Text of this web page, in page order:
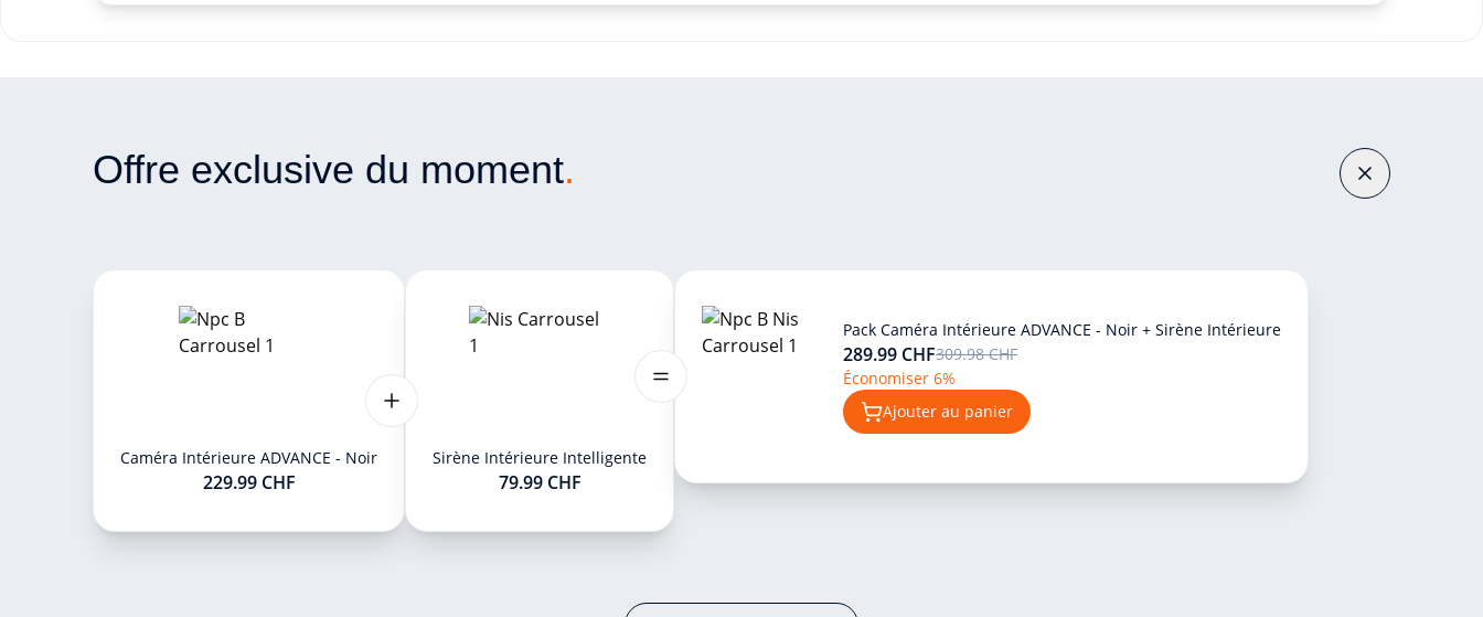
Offre exclusive du moment.
Caméra Intérieure ADVANCE - Noir
229.99 CHF
Sirène Intérieure Intelligente
79.99 CHF
Pack Caméra Intérieure ADVANCE - Noir + Sirène Intérieure
289.99 CHF309.98 CHF
Économiser 6%
Ajouter au panier